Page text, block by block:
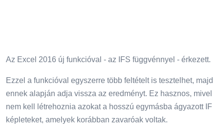
Az Excel 2016 új funkcióval - az IFS függvénnyel - érkezett.
Ezzel a funkcióval egyszerre több feltételt is tesztelhet, majd
ennek alapján adja vissza az eredményt. Ez hasznos, mivel
nem kell létrehoznia azokat a hosszú egymásba ágyazott IF
képleteket, amelyek korábban zavaróak voltak.